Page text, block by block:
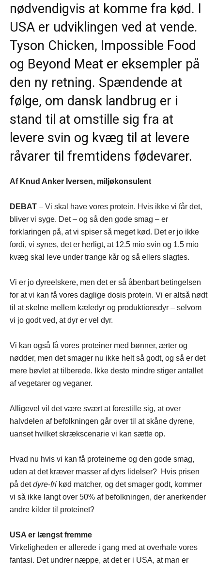
nødvendigvis at komme fra kød. I
USA er udviklingen ved at vende.
Tyson Chicken, Impossible Food
og Beyond Meat er eksempler på
den ny retning. Spændende at
følge, om dansk landbrug er i
stand til at omstille sig fra at
levere svin og kvæg til at levere
råvarer til fremtidens fødevarer.
Af Knud Anker Iversen, miljøkonsulent
DEBAT – Vi skal have vores protein. Hvis ikke vi får det,
bliver vi syge. Det – og så den gode smag – er
forklaringen på, at vi spiser så meget kød. Det er jo ikke
fordi, vi synes, det er herligt, at 12.5 mio svin og 1.5 mio
kvæg skal leve under trange kår og så ellers slagtes.
Vi er jo dyreelskere, men det er så åbenbart betingelsen
for at vi kan få vores daglige dosis protein. Vi er altså nødt
til at skelne mellem kæledyr og produktionsdyr – selvom
vi jo godt ved, at dyr er vel dyr.
Vi kan også få vores proteiner med bønner, ærter og
nødder, men det smager nu ikke helt så godt, og så er det
mere bøvlet at tilberede. Ikke desto mindre stiger antallet
af vegetarer og veganer.
Alligevel vil det være svært at forestille sig, at over
halvdelen af befolkningen går over til at skåne dyrene,
uanset hvilket skrækscenarie vi kan sætte op.
Hvad nu hvis vi kan få proteinerne og den gode smag,
uden at det kræver masser af dyrs lidelser? Hvis prisen
på detdyre-fri kød matcher, og det smager godt, kommer
vi så ikke langt over 50% af befolkningen, der anerkender
andre kilder til proteinet?
USA er længst fremme
Virkeligheden er allerede i gang med at overhale vores
fantasi. Det undrer næppe, at det er i USA, at man er